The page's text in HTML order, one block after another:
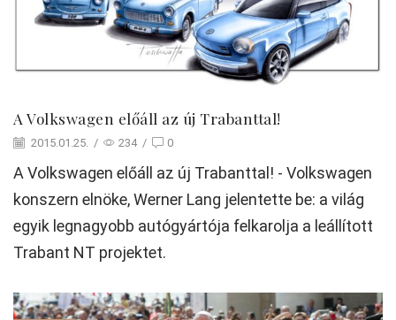
A Volkswagen előáll az új Trabanttal!
2015.01.25. / 234 / 0
A Volkswagen előáll az új Trabanttal! - Volkswagen
konszern elnöke, Werner Lang jelentette be: a világ
egyik legnagyobb autógyártója felkarolja a leállított
Trabant NT projektet.